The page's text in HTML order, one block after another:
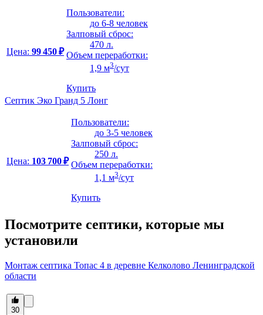
Цена: 99 450 ₽
Пользователи:
до 6-8 человек
Залповый сброс:
470 л.
Объем переработки:
1,9 м3/сут
Купить
Септик Эко Гранд 5 Лонг
Цена: 103 700 ₽
Пользователи:
до 3-5 человек
Залповый сброс:
250 л.
Объем переработки:
1,1 м3/сут
Купить
Посмотрите септики, которые мы
установили
Монтаж септика Топас 4 в деревне Келколово Ленинградской
области
30